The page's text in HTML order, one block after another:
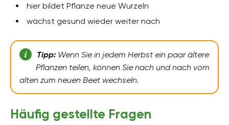
hier bildet Pflanze neue Wurzeln
wächst gesund wieder weiter nach
Tipp:Wenn Sie in jedem Herbst ein paar ältere
Pflanzen teilen, können Sie nach und nach vom
alten zum neuen Beet wechseln.
Häufig gestellte Fragen